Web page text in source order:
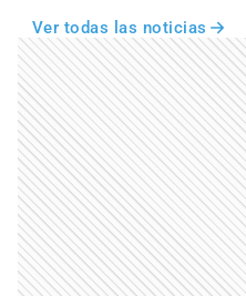
Ver todas las noticias